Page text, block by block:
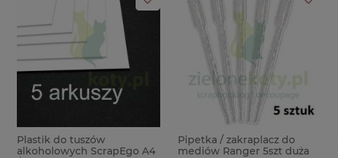
Plastik do tuszów
alkoholowych ScrapEgo A4
Pipetka / zakraplacz do
mediów Ranger 5szt duża